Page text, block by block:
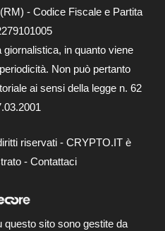
- Codice Fiscale e Partita
in quanto viene
Non può pertanto
ai sensi della legge n. 62
riservati - CRYPTO.IT è
- Contattaci
questo sito sono gestite da